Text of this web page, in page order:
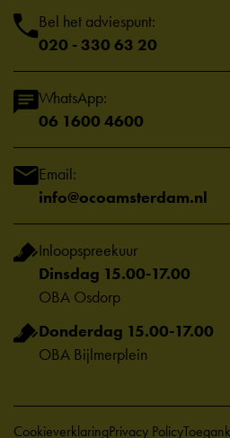
Bel het adviespunt:
020 - 330 63 20
WhatsApp:
06 1600 4600
Email:
info@ocoamsterdam.nl
Inloopspreekuur
Dinsdag 15.00-17.00
OBA Osdorp
Donderdag 15.00-17.00
OBA Bijlmerplein
CookieverklaringPrivacy Policy